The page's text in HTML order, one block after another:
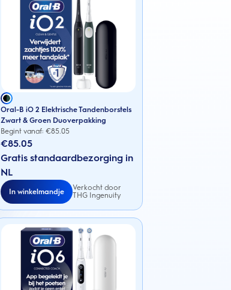
Oral-B iO 2 Elektrische Tandenborstels
Zwart & Groen Duoverpakking
Begint vanaf: €85.05
€85.05
Gratis standaardbezorging in
NL
In winkelmandje
Verkocht door
THG Ingenuity